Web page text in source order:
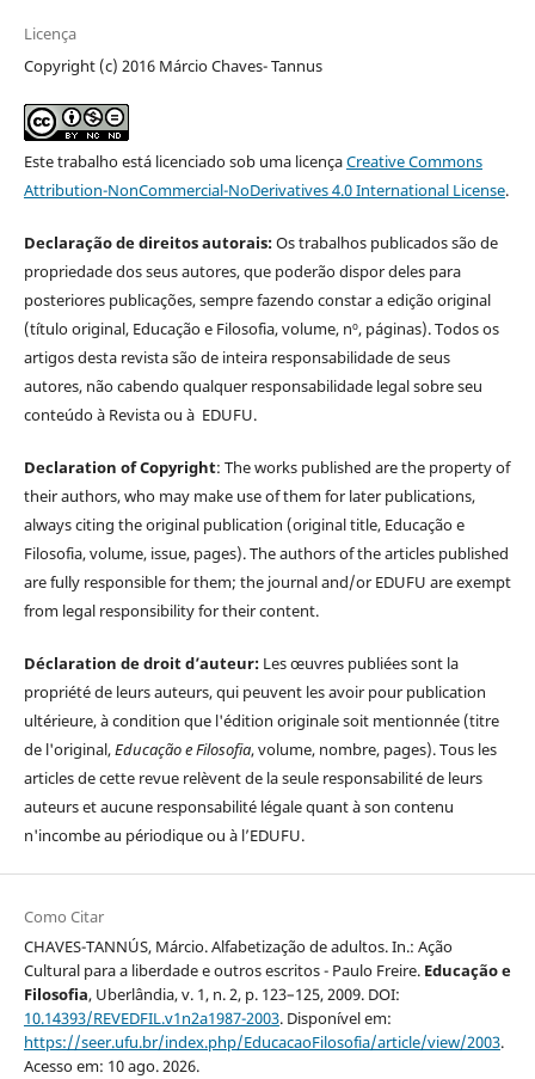
Licença
Copyright (c) 2016 Márcio Chaves- Tannus
Este trabalho está licenciado sob uma licençaCreative Commons
Attribution-NonCommercial-NoDerivatives 4.0 International License.
Declaração de direitos autorais:Os trabalhos publicados são de
propriedade dos seus autores, que poderão dispor deles para
posteriores publicações, sempre fazendo constar a edição original
(título original, Educação e Filosofia, volume, nº, páginas). Todos os
artigos desta revista são de inteira responsabilidade de seus
autores, não cabendo qualquer responsabilidade legal sobre seu
conteúdo à Revista ou à EDUFU.
Declaration of Copyright: The works published are the property of
their authors, who may make use of them for later publications,
always citing the original publication (original title, Educação e
Filosofia, volume, issue, pages). The authors of the articles published
are fully responsible for them; the journal and/or EDUFU are exempt
from legal responsibility for their content.
Déclaration de droit d’auteur: Les œuvres publiées sont la
propriété de leurs auteurs, qui peuvent les avoir pour publication
ultérieure, à condition que l'édition originale soit mentionnée (titre
de l'original,Educação e Filosofia, volume, nombre, pages). Tous les
articles de cette revue relèvent de la seule responsabilité de leurs
auteurs et aucune responsabilité légale quant à son contenu
n'incombe au périodique ou à l’EDUFU.
Como Citar
CHAVES-TANNÚS, Márcio. Alfabetização de adultos. In.: Ação
Cultural para a liberdade e outros escritos - Paulo Freire. Educação e
Filosofia, Uberlândia, v. 1, n. 2, p. 123–125, 2009. DOI:
10.14393/REVEDFIL.v1n2a1987-2003. Disponível em:
https://seer.ufu.br/index.php/EducacaoFilosofia/article/view/2003.
Acesso em: 10 ago. 2026.